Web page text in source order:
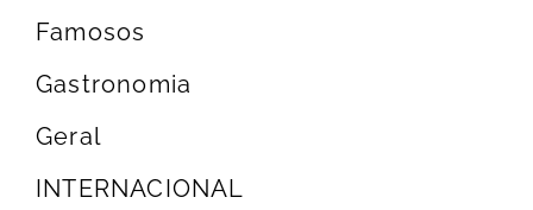
Famosos
Gastronomia
Geral
INTERNACIONAL